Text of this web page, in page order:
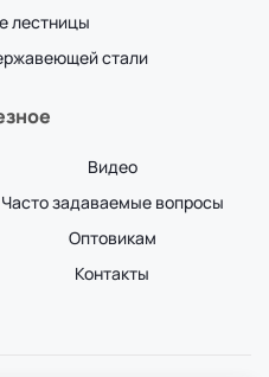
лестницы
стали
Видео
Часто задаваемые вопросы
Оптовикам
Контакты